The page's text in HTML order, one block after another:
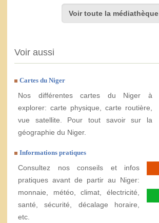
Voir toute la médiathèque
Voir aussi
Cartes du Niger
Nos différentes cartes du Niger à
explorer: carte physique, carte routière,
vue satellite. Pour tout savoir sur la
géographie du Niger.
Informations pratiques
Consultez nos conseils et infos
pratiques avant de partir au Niger:
monnaie, météo, climat, électricité,
santé, sécurité, décalage horaire,
etc.